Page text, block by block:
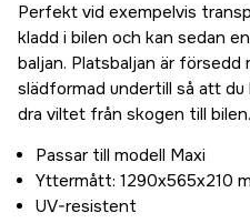
Perfekt vid exempelvis
kladd i bilen och kan sedan
baljan. Platsbaljan är försedd
slädformad undertill så att
dra viltet från skogen till bilen.
Passar till modell Maxi
Yttermått: 1290x565x210
UV-resistent